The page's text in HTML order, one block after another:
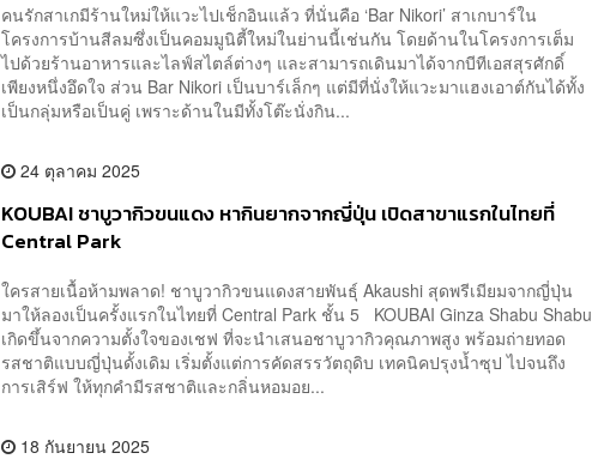
คนรักสาเกมีร้านใหม่ให้แวะไปเช็กอินแล้ว ที่นั่นคือ ‘Bar Nikori’ สาเกบาร์ใน
โครงการบ้านสีลมซึ่งเป็นคอมมูนิตี้ใหม่ในย่านนี้เช่นกัน โดยด้านในโครงการเต็ม
ไปด้วยร้านอาหารและไลฟ์สไตล์ต่างๆ และสามารถเดินมาได้จากบีทีเอสสุรศักดิ์
เพียงหนึ่งอึดใจ ส่วน Bar Nikori เป็นบาร์เล็กๆ แต่มีที่นั่งให้แวะมาแฮงเอาต์กันได้ทั้ง
เป็นกลุ่มหรือเป็นคู่ เพราะด้านในมีทั้งโต๊ะนั่งกิน...
24 ตุลาคม 2025
KOUBAI ชาบูวากิวขนแดง หากินยากจากญี่ปุ่น เปิดสาขาแรกในไทยที่
Central Park
ใครสายเนื้อห้ามพลาด! ชาบูวากิวขนแดงสายพันธุ์ Akaushi สุดพรีเมียมจากญี่ปุ่น
มาให้ลองเป็นครั้งแรกในไทยที่ Central Park ชั้น 5 KOUBAI Ginza Shabu Shabu
เกิดขึ้นจากความตั้งใจของเชฟ ที่จะนำเสนอชาบูวากิวคุณภาพสูง พร้อมถ่ายทอด
รสชาติแบบญี่ปุ่นดั้งเดิม เริ่มตั้งแต่การคัดสรรวัตถุดิบ เทคนิคปรุงน้ำซุป ไปจนถึง
การเสิร์ฟ ให้ทุกคำมีรสชาติและกลิ่นหอมอย...
18 กันยายน 2025